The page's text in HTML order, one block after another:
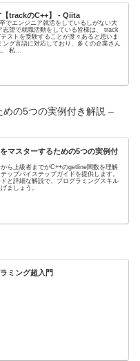
trackのC++】 - Qiita
でエンジニア就活をしているしがない大
志望で就職活動をしている皆様は、 track
ストを受験することが度々あると思いま
ング言語に対応しており、多くの企業さん
。 私...
の5つの実例付き解説 –
マスターするための5つの実例付
ら上級者までがC++のgetline関数を理解
ップバイステップガイドを提供します。
と詳細な解説で、プログラミングスキル
ましょう。
ミング超入門